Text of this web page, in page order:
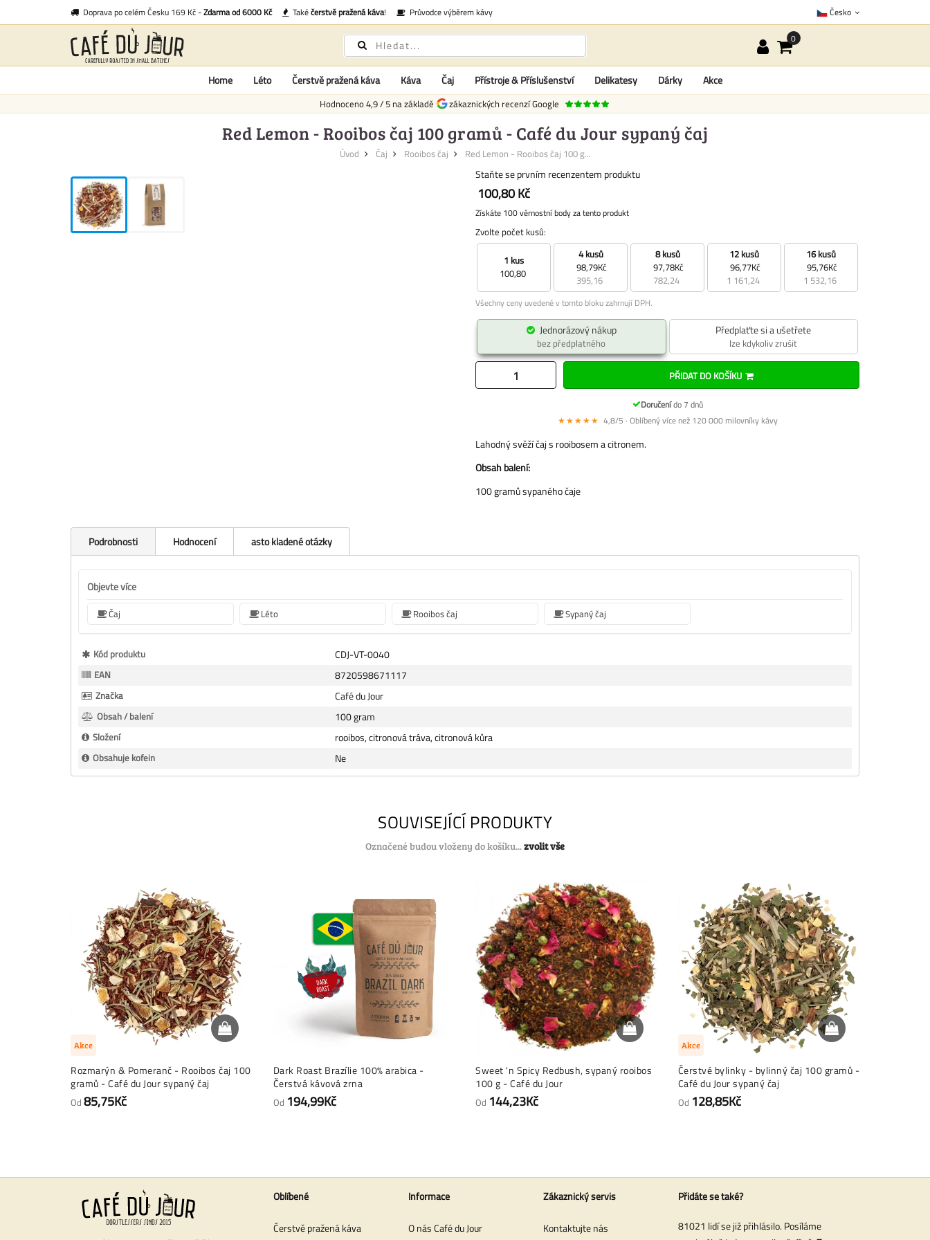
Doprava po celém Česku 169 Kč -Zdarma od 6000 Kč Takéčerstvě pražená káva! Průvodce výběrem kávy Česko
Home Léto Čerstvě pražená káva Káva Čaj Přístroje & Příslušenství Delikatesy Dárky Akce
Hodnoceno4,9/5 na základě zákaznických recenzí Google
Red Lemon - Rooibos čaj 100 gramů - Café du Jour sypaný čaj
Úvod Čaj Rooibos čaj Red Lemon - Rooibos čaj 100 g...
Staňte se prvním recenzentem produktu
100,80 Kč
Získáte 100 věrnostní body za tento produkt
Zvolte počet kusů:
1 kus
100,80
4 kusů
98,79Kč
395,16
8 kusů
97,78Kč
782,24
12 kusů
96,77Kč
1 161,24
16 kusů
95,76Kč
1 532,16
Všechny ceny uvedené v tomto bloku zahrnují DPH.
Jednorázový nákup
bez předplatného
Předplaťte si a ušetřete
lze kdykoliv zrušit
PŘIDAT DO KOŠÍKU
Doručenído 7 dnů
★★★★★ 4,8/5 · Oblíbený více než 120 000 milovníky kávy
Lahodný svěží čaj s rooibosem a citronem.
Obsah balení:
100 gramů sypaného čaje
Podrobnosti Hodnocení asto kladené otázky
Objevte více
Čaj Léto Rooibos čaj Sypaný čaj
Více
informací
Kód produktu CDJ-VT-0040
EAN 8720598671117
Značka Café du Jour
Obsah / balení 100 gram
Složení rooibos, citronová tráva, citronová kůra
Obsahuje kofein Ne
SOUVISEJÍCÍ PRODUKTY
Označené budou vloženy do košíku...zvolit vše
Akce
Rozmarýn & Pomeranč - Rooibos čaj 100
gramů - Café du Jour sypaný čaj
Od 85,75Kč
Dark Roast Brazílie 100% arabica -
Čerstvá kávová zrna
Od 194,99Kč
Sweet 'n Spicy Redbush, sypaný rooibos
100 g - Café du Jour
Od 144,23Kč
Akce
Čerstvé bylinky - bylinný čaj 100 gramů -
Café du Jour sypaný čaj
Od 128,85Kč
Oblíbené
Čerstvě pražená káva
Informace
O nás Café du Jour
Zákaznický servis
Kontaktujte nás
Přidáte se také?
81021 lidí se již přihlásilo. Posíláme